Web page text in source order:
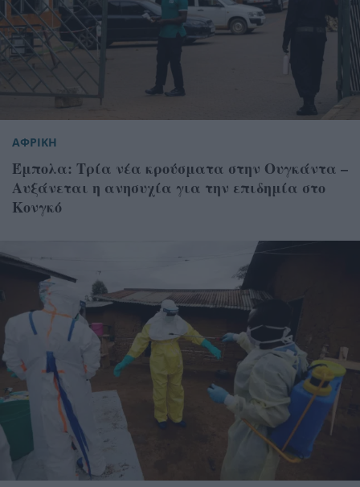
ΑΦΡΙΚΗ
Έμπολα: Τρία νέα κρούσματα στην Ουγκάντα –
Αυξάνεται η ανησυχία για την επιδημία στο
Κονγκό